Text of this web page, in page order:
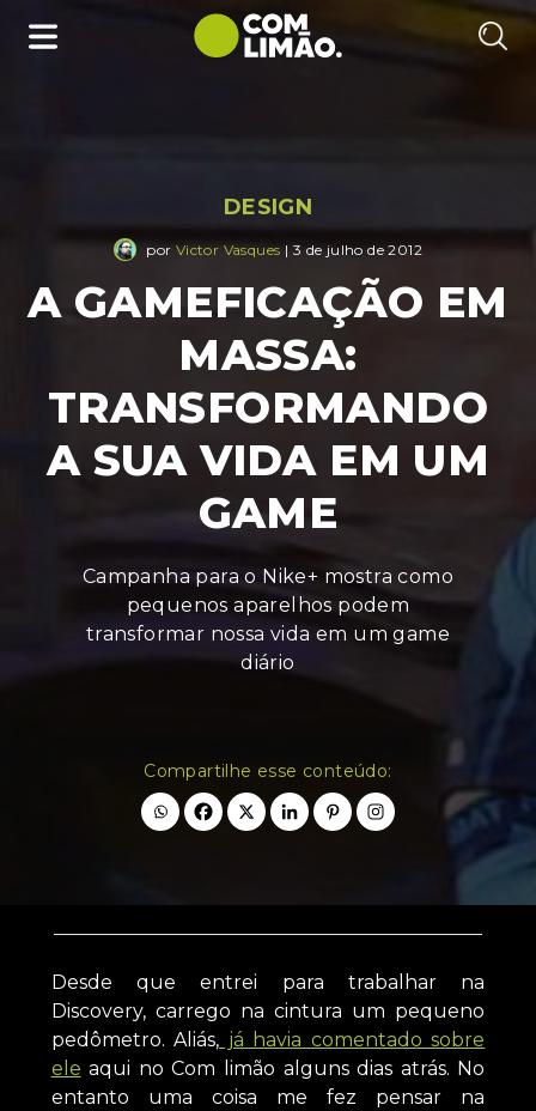
DESIGN
por Victor Vasques | 3 de julho de 2012
A GAMEFICAÇÃO EM
MASSA:
TRANSFORMANDO
A SUA VIDA EM UM
GAME
Campanha para o Nike+ mostra como
pequenos aparelhos podem
transformar nossa vida em um game
diário
Compartilhe esse conteúdo:
Desde que entrei para trabalhar na
Discovery, carrego na cintura um pequeno
pedômetro. Aliás, já havia comentado sobre
ele aqui no Com limão alguns dias atrás. No
entanto uma coisa me fez pensar na